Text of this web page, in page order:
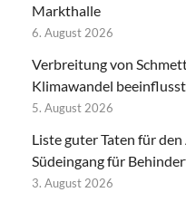
Markthalle
6. August 2026
Verbreitung von
Klimawandel beeinflusst
5. August 2026
Liste guter Taten für
Südeingang für
3. August 2026